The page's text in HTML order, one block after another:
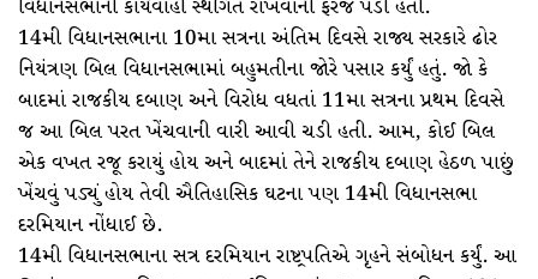
વિધાનસભાની કાર્યવાહી સ્થગિત રાખવાની ફરજ પડી હતી.
14મી વિધાનસભાના 10મા સત્રના અંતિમ દિવસે રાજ્ય સરકારે ઢોર
નિયંત્રણ બિલ વિધાનસભામાં બહુમતીના જોરે પસાર કર્યું હતું. જો કે
બાદમાં રાજકીય દબાણ અને વિરોધ વધતાં 11મા સત્રના પ્રથમ દિવસે
જ આ બિલ પરત ખેંચવાની વારી આવી ચડી હતી. આમ, કોઈ બિલ
એક વખત રજૂ કરાયું હોય અને બાદમાં તેને રાજકીય દબાણ હેઠળ પાછું
ખેંચવું પડ્યું હોય તેવી ઐતિહાસિક ઘટના પણ 14મી વિધાનસભા
દરમિયાન નોંધાઈ છે.
14મી વિધાનસભાના સત્ર દરમિયાન રાષ્ટ્રપતિએ ગૃહને સંબોધન કર્યું. આ